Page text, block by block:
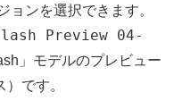
ンを選択できます。
Preview 04-
」モデルのプレビュー
です。